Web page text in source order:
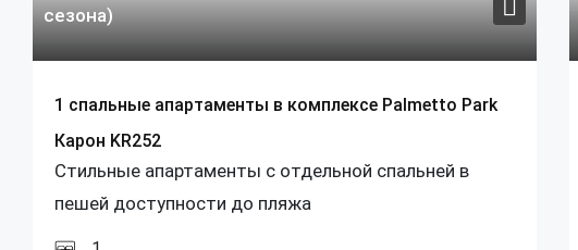
сезона)
1 спальные апартаменты в комплексе Palmetto Park
Карон KR252
Стильные апартаменты с отдельной спальней в
пешей доступности до пляжа